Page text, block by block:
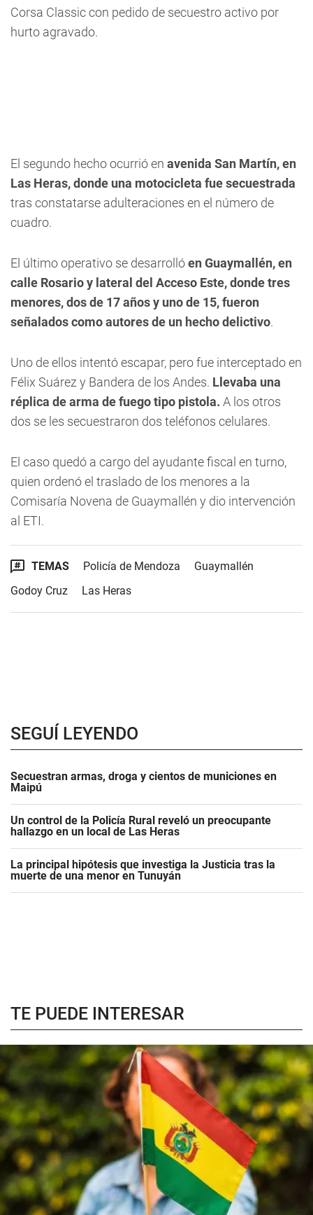
Corsa Classic con pedido de secuestro activo por
hurto agravado.
El segundo hecho ocurrió en avenida San Martín, en
Las Heras, donde una motocicleta fue secuestrada
tras constatarse adulteraciones en el número de
cuadro.
El último operativo se desarrollóen Guaymallén, en
calle Rosario y lateral del Acceso Este, donde tres
menores, dos de 17 años y uno de 15, fueron
señalados como autores de un hecho delictivo.
Uno de ellos intentó escapar, pero fue interceptado en
Félix Suárez y Bandera de los Andes. Llevaba una
réplica de arma de fuego tipo pistola. A los otros
dos se les secuestraron dos teléfonos celulares.
El caso quedó a cargo del ayudante fiscal en turno,
quien ordenó el traslado de los menores a la
Comisaría Novena de Guaymallén y dio intervención
al ETI.
TEMAS Policía de Mendoza
Guaymallén
Godoy Cruz
Las Heras
SEGUÍ LEYENDO
Secuestran armas, droga y cientos de municiones en
Maipú
Un control de la Policía Rural reveló un preocupante
hallazgo en un local de Las Heras
La principal hipótesis que investiga la Justicia tras la
muerte de una menor en Tunuyán
TE PUEDE INTERESAR